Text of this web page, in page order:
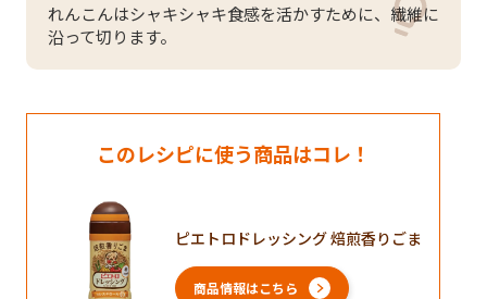
れんこんはシャキシャキ食感を活かすために、繊維に
沿って切ります。
このレシピに使う商品はコレ！
ピエトロドレッシング 焙煎香りごま
商品情報はこちら